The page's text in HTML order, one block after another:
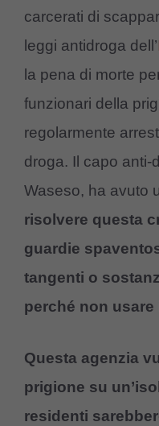
carcerati di
leggi antidroga dell’
la pena di morte
funzionari della
regolarmente
droga. Il capo anti-
Waseso, ha avuto
risolvere questa
guardie
tangenti o
perché non
Questa agenzia
prigione su
residenti